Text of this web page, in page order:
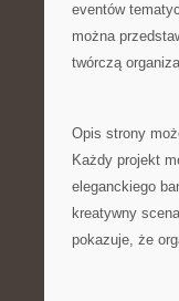
eventów
można
twórczą
Opis strony
Każdy projekt
eleganckiego
kreatywny
pokazuje, że